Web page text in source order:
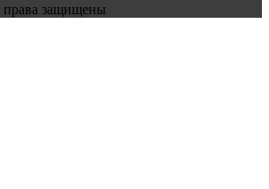
права защищены